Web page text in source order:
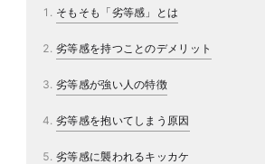
そもそも「劣等感」とは
劣等感を持つことのデメリット
劣等感が強い人の特徴
劣等感を抱いてしまう原因
劣等感に襲われるキッカケ